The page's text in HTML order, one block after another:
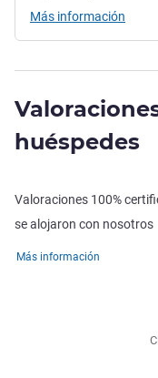
Más información
huéspedes
Valoraciones 100%
se alojaron con nosotros
Más información